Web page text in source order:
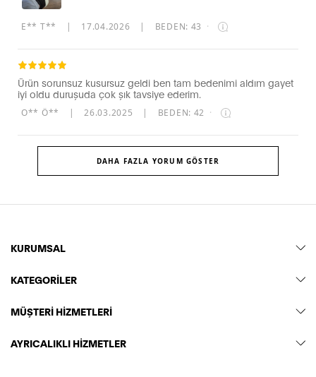
E** T** | 17.04.2026 | BEDEN: 43 ·
Ürün sorunsuz kusursuz geldi ben tam bedenimi aldım gayet
iyi oldu duruşuda çok şık tavsiye ederim.
O** Ö** | 26.03.2025 | BEDEN: 42 ·
DAHA FAZLA YORUM GÖSTER
KURUMSAL
KATEGORİLER
MÜŞTERİ HİZMETLERİ
AYRICALIKLI HİZMETLER